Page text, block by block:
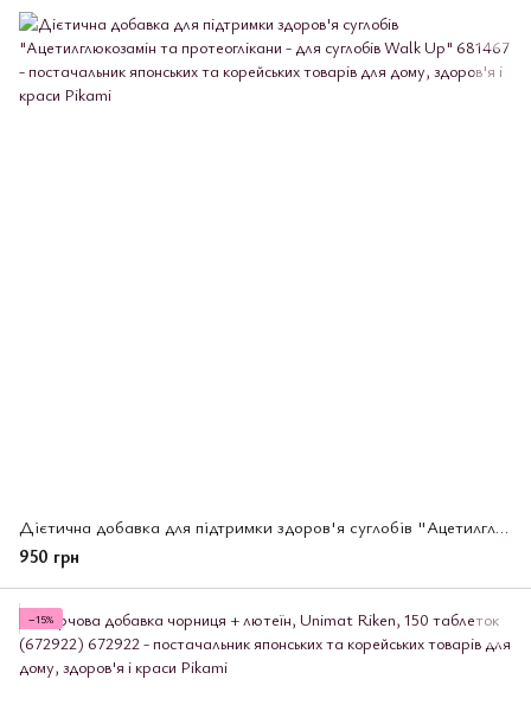
Дієтична добавка для підтримки здоров'я суглобів "Ацетилглюкозамін та протеоглікани - для суглобів Walk Up"
950 грн
−15%